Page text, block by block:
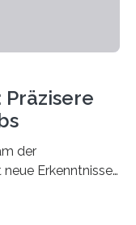
der
Erkenntnisse
Studie,